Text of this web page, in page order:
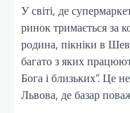
У світі, де
ринок тримається за
родина, пікніки в
багато з яких
Бога і близьких”. Це
Львова, де базар